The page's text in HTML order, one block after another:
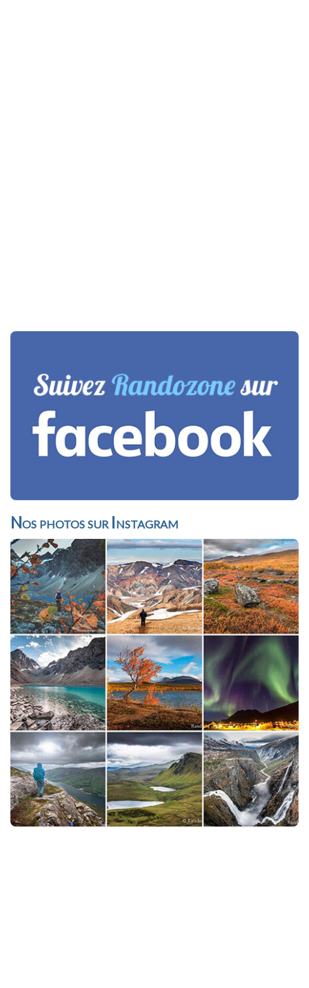
Nos photos sur Instagram